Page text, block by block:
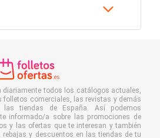
diariamente todos los catálogos actuales,
folletos comerciales, las revistas y demás
las tiendas de España. Así podemos
informado/a sobre las promociones de
y las ofertas que te interesan y también
rebajas y descuentos en las tiendas de tu